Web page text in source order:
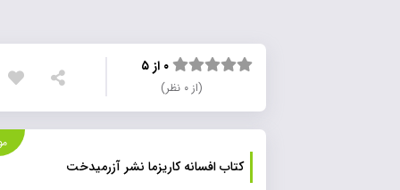
۰ از ۵
کتاب افسانه کاریزما نشر آزرمیدخت
موجود